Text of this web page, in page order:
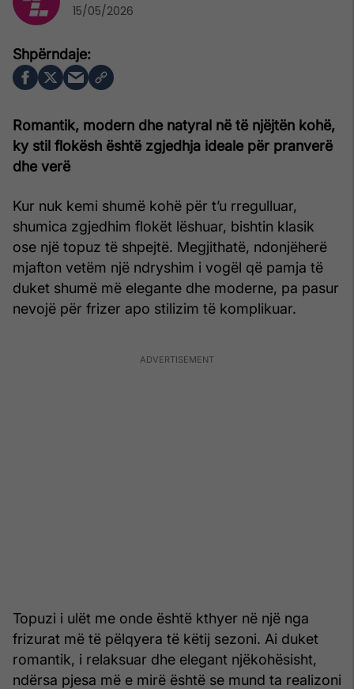
Romantik, modern dhe natyral në të njëjtën kohë,
ky stil flokësh është zgjedhja ideale për pranverë
dhe verë
Kur nuk kemi shumë kohë për t’u rregulluar,
shumica zgjedhim flokët lëshuar, bishtin klasik
ose një topuz të shpejtë. Megjithatë, ndonjëherë
mjafton vetëm një ndryshim i vogël që pamja të
duket shumë më elegante dhe moderne, pa pasur
nevojë për frizer apo stilizim të komplikuar.
Topuzi i ulët me onde është kthyer në një nga
frizurat më të pëlqyera të këtij sezoni. Ai duket
romantik, i relaksuar dhe elegant njëkohësisht,
ndërsa pjesa më e mirë është se mund ta realizoni
15/05/2026